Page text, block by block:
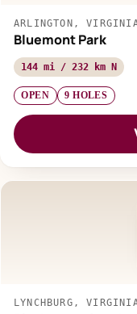
ARLINGTON,
Bluemont Park
144 mi / 232 km N
OPEN 9 HOLES
LYNCHBURG,